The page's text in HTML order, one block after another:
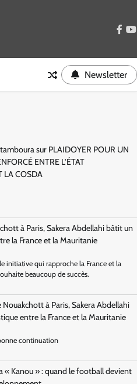
Newsletter
sur PLAIDOYER POUR UN
ENTRE L’ÉTAT
LA COSDA
à Paris, Sakera Abdellahi bâtit un
la France et la Mauritanie
initiative qui rapproche la France et la
beaucoup de succès.
Nouakchott à Paris, Sakera Abdellahi
entre la France et la Mauritanie
continuation
« Kanou » : quand le football devient